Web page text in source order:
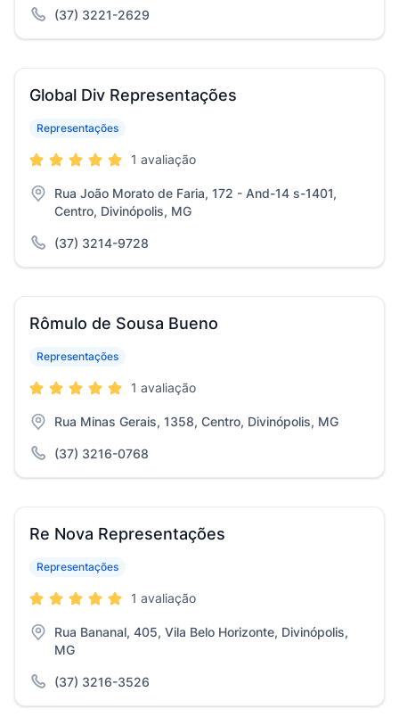
(37) 3221-2629
Global Div Representações
Representações
1 avaliação
Rua João Morato de Faria, 172 - And-14 s-1401,
Centro, Divinópolis, MG
(37) 3214-9728
Rômulo de Sousa Bueno
Representações
1 avaliação
Rua Minas Gerais, 1358, Centro, Divinópolis, MG
(37) 3216-0768
Re Nova Representações
Representações
1 avaliação
Rua Bananal, 405, Vila Belo Horizonte, Divinópolis,
MG
(37) 3216-3526